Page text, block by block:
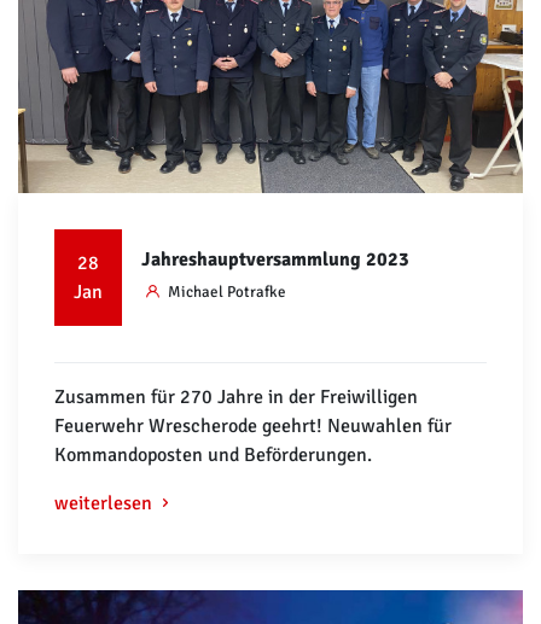
28
Jan
Jahreshauptversammlung 2023
Michael Potrafke
Zusammen für 270 Jahre in der Freiwilligen
Feuerwehr Wrescherode geehrt! Neuwahlen für
Kommandoposten und Beförderungen.
weiterlesen